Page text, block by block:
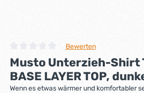
Durchschnittliche Bewertung von 0 von 5
Bewerten
Musto Unterzieh-Shirt
BASE LAYER TOP,
Wenn es etwas wärmer und komfortabler